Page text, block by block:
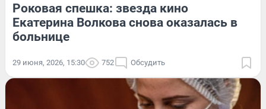
Роковая спешка: звезда кино
Екатерина Волкова снова оказалась в
больнице
29 июня, 2026, 15:30 752 Обсудить